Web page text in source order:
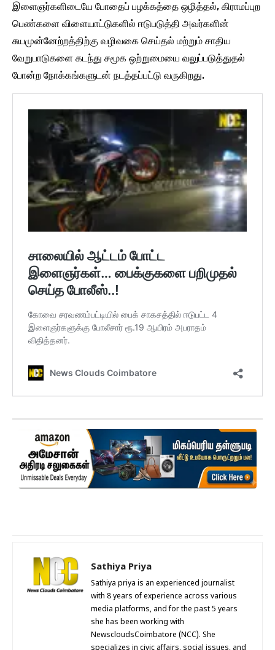
இளைஞர்களிடையே போதைப் பழக்கத்தை ஒழித்தல், கிராமப்புற
பெண்களை விளையாட்டுகளில் ஈடுபடுத்தி அவர்களின்
சுயமுன்னேற்றத்திற்கு வழிவகை செய்தல் மற்றும் சாதிய
வேறுபாடுகளை கடந்து சமூக ஒற்றுமையை வலுப்படுத்துதல்
போன்ற நோக்கங்களுடன் நடத்தப்பட்டு வருகிறது.
Sathiya Priya
Sathiya priya is an experienced journalist
with 8 years of experience across various
media platforms, and for the past 5 years
she has been working with
NewscloudsCoimbatore (NCC). She
specializes in civic affairs, social issues, and